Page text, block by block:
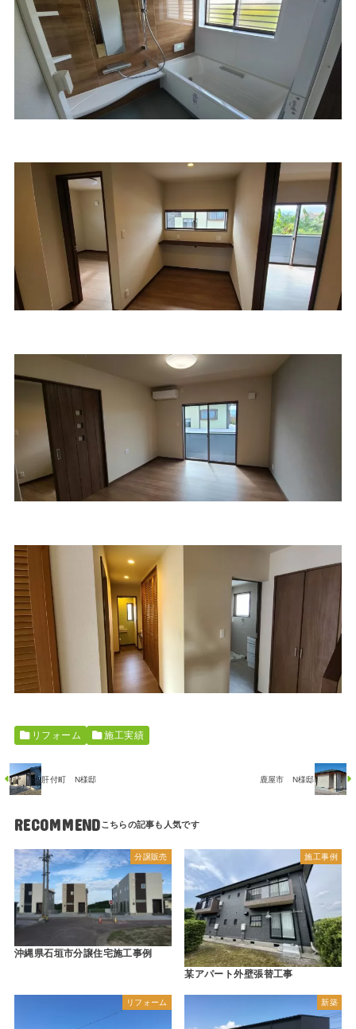
リフォーム 施工実績
肝付町 N様邸 鹿屋市 N様邸
RECOMMEND
分譲販売
沖縄県石垣市分譲住宅施工事例
施工事例
某アパート外壁張替工事
リフォーム 新築